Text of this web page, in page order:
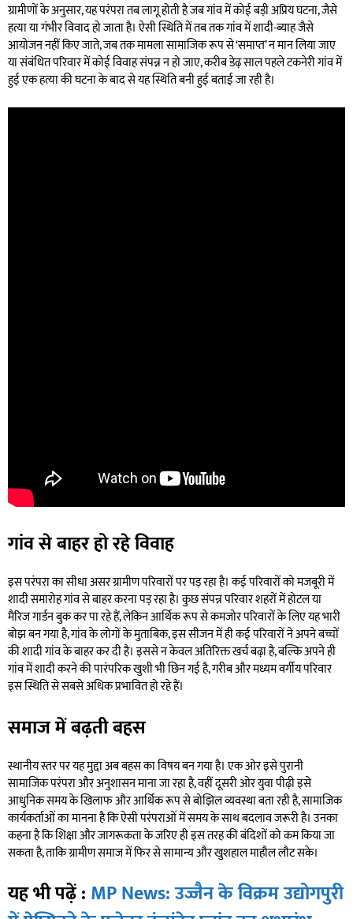
ग्रामीणों के अनुसार, यह परंपरा तब लागू होती है जब गांव में कोई बड़ी अप्रिय घटना, जैसे
हत्या या गंभीर विवाद हो जाता है। ऐसी स्थिति में तब तक गांव में शादी-ब्याह जैसे
आयोजन नहीं किए जाते, जब तक मामला सामाजिक रूप से ‘समाप्त’ न मान लिया जाए
या संबंधित परिवार में कोई विवाह संपन्न न हो जाए, करीब डेढ़ साल पहले टकनेरी गांव में
हुई एक हत्या की घटना के बाद से यह स्थिति बनी हुई बताई जा रही है।
गांव से बाहर हो रहे विवाह
इस परंपरा का सीधा असर ग्रामीण परिवारों पर पड़ रहा है। कई परिवारों को मजबूरी में
शादी समारोह गांव से बाहर करना पड़ रहा है। कुछ संपन्न परिवार शहरों में होटल या
मैरिज गार्डन बुक कर पा रहे हैं, लेकिन आर्थिक रूप से कमजोर परिवारों के लिए यह भारी
बोझ बन गया है, गांव के लोगों के मुताबिक, इस सीजन में ही कई परिवारों ने अपने बच्चों
की शादी गांव के बाहर कर दी है। इससे न केवल अतिरिक्त खर्च बढ़ा है, बल्कि अपने ही
गांव में शादी करने की पारंपरिक खुशी भी छिन गई है, गरीब और मध्यम वर्गीय परिवार
इस स्थिति से सबसे अधिक प्रभावित हो रहे हैं।
समाज में बढ़ती बहस
स्थानीय स्तर पर यह मुद्दा अब बहस का विषय बन गया है। एक ओर इसे पुरानी
सामाजिक परंपरा और अनुशासन माना जा रहा है, वहीं दूसरी ओर युवा पीढ़ी इसे
आधुनिक समय के खिलाफ और आर्थिक रूप से बोझिल व्यवस्था बता रही है, सामाजिक
कार्यकर्ताओं का मानना है कि ऐसी परंपराओं में समय के साथ बदलाव जरूरी है। उनका
कहना है कि शिक्षा और जागरूकता के जरिए ही इस तरह की बंदिशों को कम किया जा
सकता है, ताकि ग्रामीण समाज में फिर से सामान्य और खुशहाल माहौल लौट सके।
यह भी पढ़ें : MP News: उज्जैन के विक्रम उद्योगपुरी